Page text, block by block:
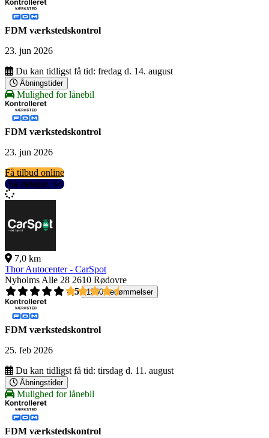
FDM værkstedskontrol
23. jun 2026
Du kan tidligst få tid: fredag d. 14. august
Åbningstider
Mulighed for lånebil
FDM værkstedskontrol
23. jun 2026
Få tilbud online
Se detaljer
7,0 km
Thor Autocenter - CarSpot
Nyholms Alle 28 2610 Rødovre
4,5
1560 bedømmelser
FDM værkstedskontrol
25. feb 2026
Du kan tidligst få tid: tirsdag d. 11. august
Åbningstider
Mulighed for lånebil
FDM værkstedskontrol